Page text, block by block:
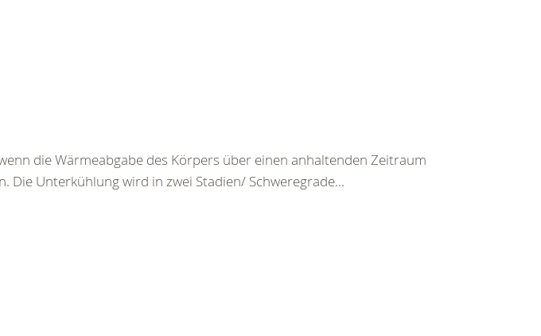
die Wärmeabgabe des Körpers über einen anhaltenden Zeitraum
Die Unterkühlung wird in zwei Stadien/ Schweregrade...